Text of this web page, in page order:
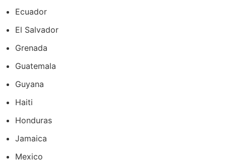
Ecuador
El Salvador
Grenada
Guatemala
Guyana
Haiti
Honduras
Jamaica
Mexico